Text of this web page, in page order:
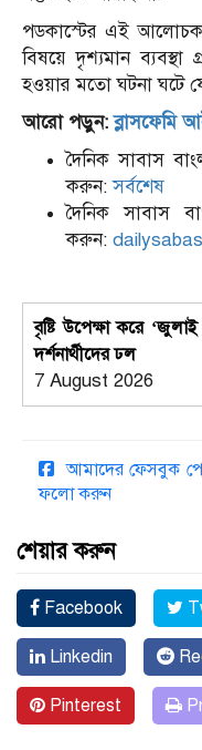
পডকাস্টের এই
বিষয়ে দৃশ্যমান ব্যবস্থা
হওয়ার মতো ঘটনা ঘটে
আরো পড়ুন:ব্লাসফেমি
দৈনিক সাবাস
করুন:সর্বশেষ
দৈনিক সাবাস
করুন:
বৃষ্টি উপেক্ষা করে
দর্শনার্থীদের ঢল
7 August 2026
আমাদের ফেসবুক
ফলো করুন
শেয়ার করুন
Facebook
Linkedin
Pinterest